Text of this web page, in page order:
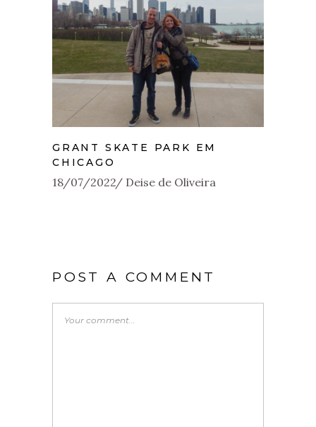
GRANT SKATE PARK EM
CHICAGO
18/07/2022 Deise de Oliveira
POST A COMMENT